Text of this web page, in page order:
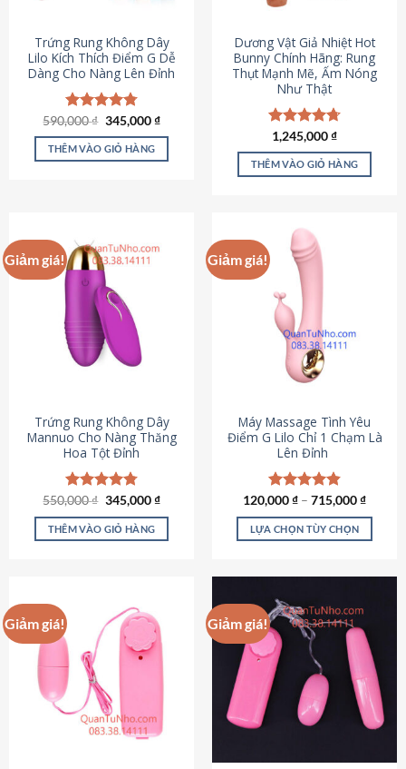
Trứng Rung Không Dây
Lilo Kích Thích Điểm G Dễ
Dàng Cho Nàng Lên Đỉnh
Được xếp
hạng4.79
5 sao
590,000₫ Giá
là:
590,000 ₫.
345,000₫Giá
tại
345,000 ₫.
THÊM VÀO GIỎ HÀNG
Dương Vật Giả Nhiệt Hot
Bunny Chính Hãng: Rung
Thụt Mạnh Mẽ, Ấm Nóng
Như Thật
Được xếp
hạng4.73
5 sao
1,245,000₫
THÊM VÀO GIỎ HÀNG
Giảm giá!
Trứng Rung Không Dây
Mannuo Cho Nàng Thăng
Hoa Tột Đỉnh
Được xếp
hạng4.81
5 sao
550,000₫ Giá
là:
550,000 ₫.
345,000₫Giá
tại
THÊM VÀO GIỎ HÀNG
Giảm giá!
Máy Massage Tình Yêu
Điểm G Lilo Chỉ 1 Chạm Là
Lên Đỉnh
Được xếp
hạng4.85
5 sao
120,000₫ – 715,000₫
LỰA CHỌN TÙY CHỌN
có
nhiều
biến
thể.
Các
tùy
chọn
Giảm giá! Giảm giá!